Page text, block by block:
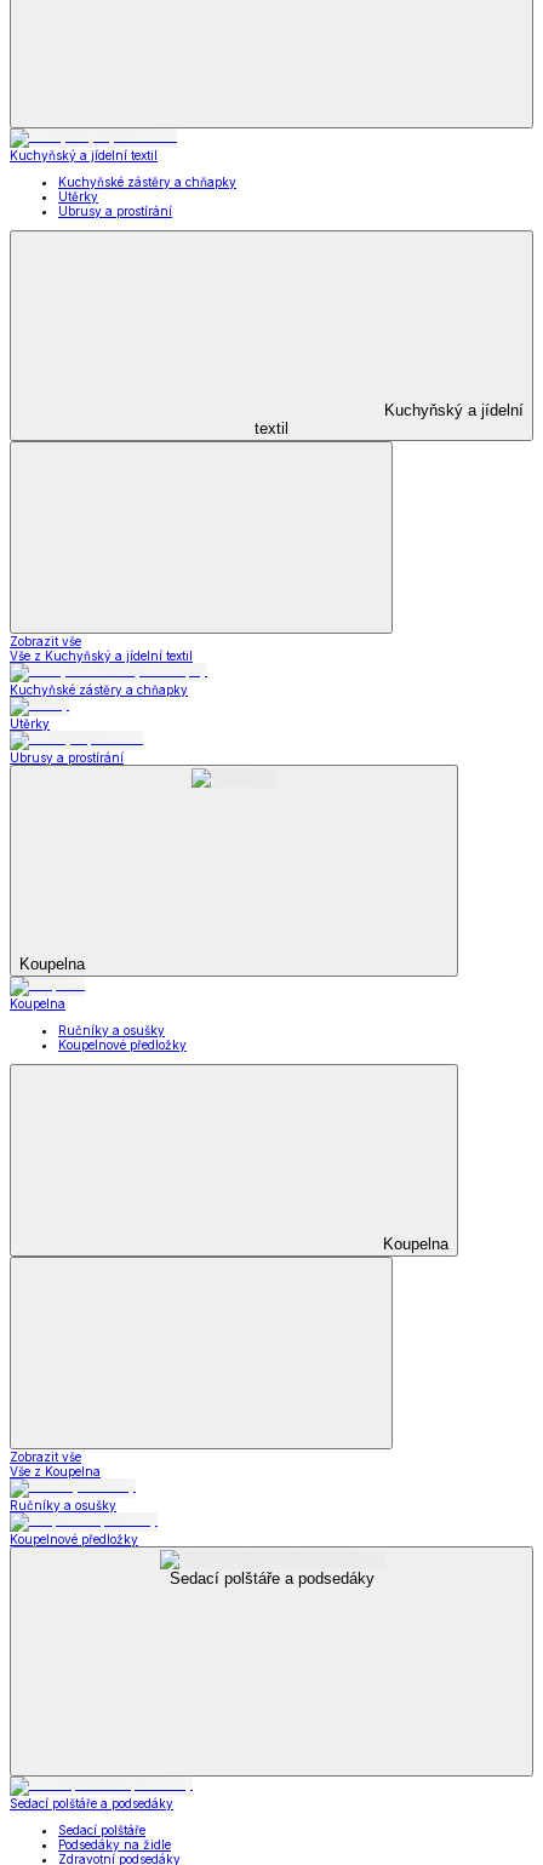
Kuchyňský a jídelní textil
Kuchyňské zástěry a chňapky
Utěrky
Ubrusy a prostírání
Kuchyňský a jídelní
textil
Zobrazit vše
Vše z Kuchyňský a jídelní textil
Kuchyňské zástěry a chňapky
Utěrky
Ubrusy a prostírání
Koupelna
Koupelna
Ručníky a osušky
Koupelnové předložky
Koupelna
Zobrazit vše
Vše z Koupelna
Ručníky a osušky
Koupelnové předložky
Sedací polštáře a podsedáky
Sedací polštáře a podsedáky
Sedací polštáře
Podsedáky na židle
Zdravotní podsedáky